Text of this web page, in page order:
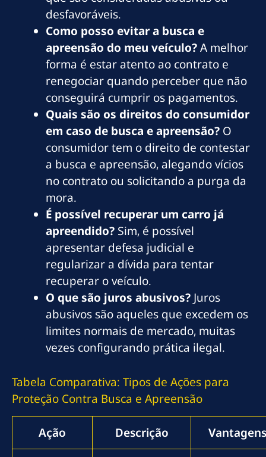
desfavoráveis.
Como posso evitar a busca e
apreensão do meu veículo?A melhor
forma é estar atento ao contrato e
renegociar quando perceber que não
conseguirá cumprir os pagamentos.
Quais são os direitos do consumidor
em caso de busca e apreensão? O
consumidor tem o direito de contestar
a busca e apreensão, alegando vícios
no contrato ou solicitando a purga da
mora.
É possível recuperar um carro já
apreendido? Sim, é possível
apresentar defesa judicial e
regularizar a dívida para tentar
recuperar o veículo.
O que são juros abusivos? Juros
abusivos são aqueles que excedem os
limites normais de mercado, muitas
vezes configurando prática ilegal.
Tabela Comparativa: Tipos de Ações para
Proteção Contra Busca e Apreensão
Ação Descrição Vantagens